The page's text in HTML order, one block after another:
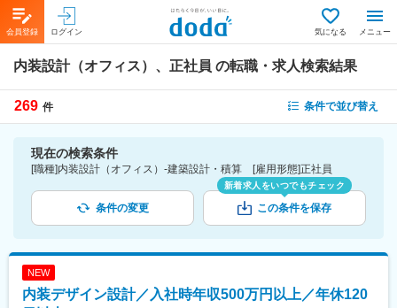
会員登録 ログイン 気になる メニュー
内装設計（オフィス）、正社員 の転職・求人検索結果
269 件 条件で並び替え
現在の検索条件
[職種]内装設計（オフィス）-建築設計・積算 [雇用形態]正社員
条件の変更
新着求人をいつでもチェック
この条件を保存
NEW
内装デザイン設計／入社時年収500万円以上／年休120